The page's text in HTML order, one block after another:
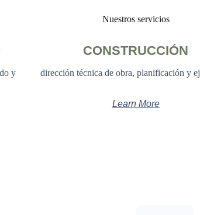
Nuestros servicios
y
CONSTRUCCIÓN
dirección técnica de obra, planificación y
Learn More